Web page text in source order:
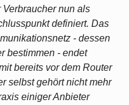
nun als
definiert. Das
- dessen
bestimmen - endet
bereits vor dem Router
selbst gehört nicht mehr
einiger Anbieter